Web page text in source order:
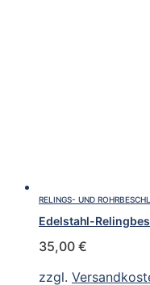
RELINGS- UND
Edelstahl-
35,00 €
zzgl.